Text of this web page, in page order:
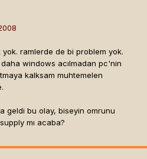
yok. ramlerde de bi problem yok.
windows acılmadan pc'nin
kalksam muhtemelen
geldi bu olay, biseyin omrunu
mı acaba?